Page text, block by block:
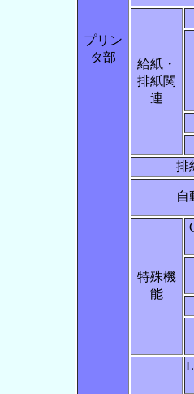
プリン
タ部
給紙・
排紙関
連
排
自
特殊機
能